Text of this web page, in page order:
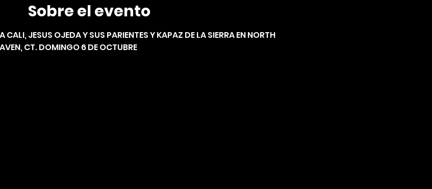
Sobre el evento
CALI, JESUS OJEDA Y SUS PARIENTES Y KAPAZ DE LA SIERRA EN NORTH
CT. DOMINGO 6 DE OCTUBRE